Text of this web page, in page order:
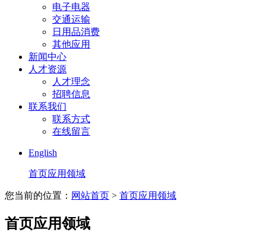
电子电器
交通运输
日用品消费
其他应用
新闻中心
人才资源
人才理念
招聘信息
联系我们
联系方式
在线留言
English
首页应用领域
您当前的位置： 网站首页 > 首页应用领域
首页应用领域